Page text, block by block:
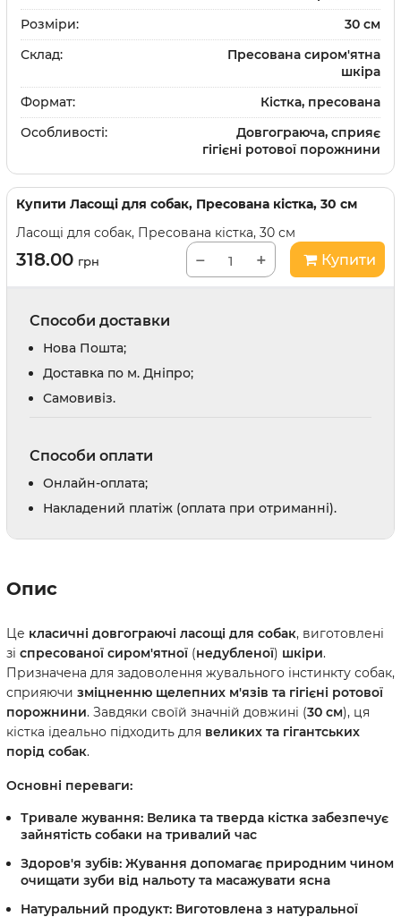
Розміри:
30 см
Склад:
Пресована сиром'ятна
шкіра
Формат:
Кістка, пресована
Особливості:
Довгограюча, сприяє
гігієні ротової порожнини
Купити Ласощі для собак, Пресована кістка, 30 см
Ласощі для собак, Пресована кістка, 30 см
318.00 грн − + Купити
Способи доставки
Нова Пошта;
Доставка по м. Дніпро;
Cамовивіз.
Способи оплати
Онлайн-оплата;
Накладений платіж (оплата при отриманні).
Опис
Це класичні довгограючі ласощі для собак, виготовлені
зі спресованої сиром'ятної (недубленої) шкіри.
Призначена для задоволення жувального інстинкту собак,
сприяючи зміцненню щелепних м'язів та гігієні ротової
порожнини. Завдяки своїй значній довжині (30 см), ця
кістка ідеально підходить для великих та гігантських
порід собак.
Основні переваги:
Тривале жування: Велика та тверда кістка забезпечує
зайнятість собаки на тривалий час
Здоров'я зубів: Жування допомагає природним чином
очищати зуби від нальоту та масажувати ясна
Натуральний продукт: Виготовлена з натуральної